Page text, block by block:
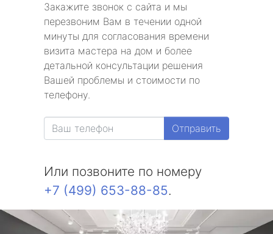
Закажите звонок с сайта и мы
перезвоним Вам в течении одной
минуты для согласования времени
визита мастера на дом и более
детальной консультации решения
Вашей проблемы и стоимости по
телефону.
Отправить
Или позвоните по номеру
+7 (499) 653-88-85.